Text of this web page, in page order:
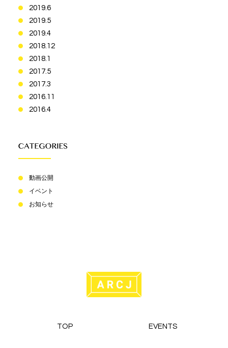
2019.6
2019.5
2019.4
2018.12
2018.1
2017.5
2017.3
2016.11
2016.4
動画公開
イベント
お知らせ
TOP EVENTS